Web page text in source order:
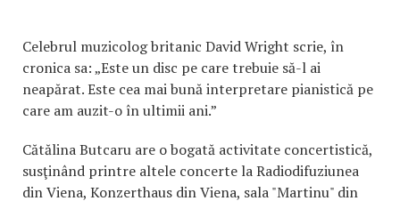
Celebrul muzicolog britanic David Wright scrie, în
cronica sa: „Este un disc pe care trebuie să-l ai
neapărat. Este cea mai bună interpretare pianistică pe
care am auzit-o în ultimii ani.”
Cătălina Butcaru are o bogată activitate concertistică,
susţinând printre altele concerte la Radiodifuziunea
din Viena, Konzerthaus din Viena, sala "Martinu" din